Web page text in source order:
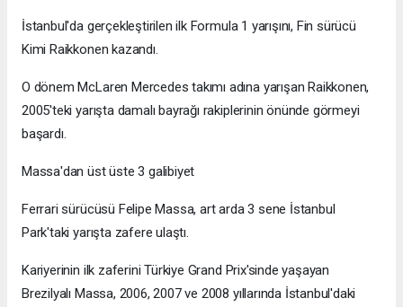
İstanbul'da gerçekleştirilen ilk Formula 1 yarışını, Fin sürücü
Kimi Raikkonen kazandı.
O dönem McLaren Mercedes takımı adına yarışan Raikkonen,
2005'teki yarışta damalı bayrağı rakiplerinin önünde görmeyi
başardı.
Massa'dan üst üste 3 galibiyet
Ferrari sürücüsü Felipe Massa, art arda 3 sene İstanbul
Park'taki yarışta zafere ulaştı.
Kariyerinin ilk zaferini Türkiye Grand Prix'sinde yaşayan
Brezilyalı Massa, 2006, 2007 ve 2008 yıllarında İstanbul'daki